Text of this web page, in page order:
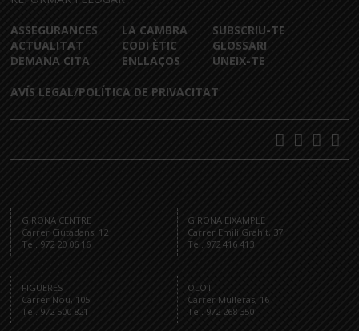
ASSEGURANCES
ACTUALITAT
DEMANA CITA
LA CAMBRA
CODI ÈTIC
ENLLAÇOS
SUBSCRIU-TE
GLOSSARI
UNEIX-TE
AVÍS LEGAL/POLÍTICA DE PRIVACITAT
GIRONA CENTRE
Carrer Ciutadans, 12
Tel. 972 20 06 16
GIRONA EIXAMPLE
Carrer Emili Grahit, 37
Tel. 972 416 413
FIGUERES
Carrer Nou, 105
Tel. 972 500 821
OLOT
Carrer Mulleras, 16
Tel. 972 268 350